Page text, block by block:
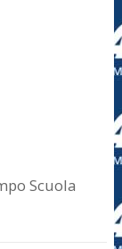
Scuola